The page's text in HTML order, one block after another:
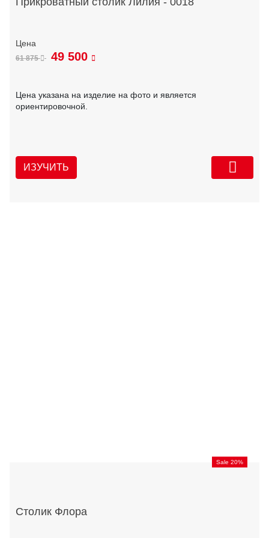
61 875 49 500
Цена указана на изделие на фото и является
ориентировочной.
ИЗУЧИТЬ
Sale 20%
Столик Флора